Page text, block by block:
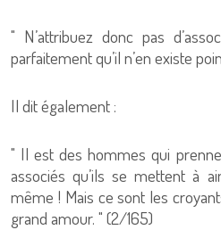
" N’attribuez donc pas
parfaitement qu’il n’en existe
Il dit également :
" Il est des hommes qui
associés qu’ils se mettent à
même ! Mais ce sont les
grand amour. " (2/165)